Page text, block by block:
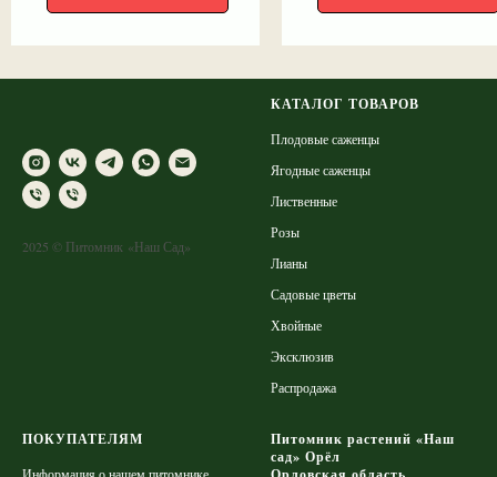
2025 © Питомник «Наш Сад»
КАТАЛОГ ТОВАРОВ
Плодовые саженцы
Ягодные саженцы
Лиственные
Розы
Лианы
Садовые цветы
Хвойные
Эксклюзив
Распродажа
ПОКУПАТЕЛЯМ
Информация о нашем питомнике
Питомник растений «Наш
сад» Орёл